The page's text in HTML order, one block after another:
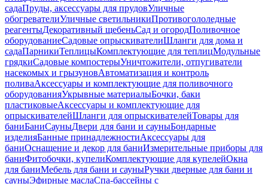
садаПруды, аксессуары для прудовУличные
обогревателиУличные светильникиПротивогололедные
реагентыДекоративный щебеньСад и огородПоливочное
оборудованиеСадовые опрыскивателиШланги для дома и
садаПарникиТеплицыКомплектующие для теплицМодульные
грядкиСадовые компостерыУничтожители, отпугиватели
насекомых и грызуновАвтоматизация и контроль
поливаАксессуары и комплектующие для поливочного
оборудованияУкрывные материалыБочки, баки
пластиковыеАксессуары и комплектующие для
опрыскивателейШланги для опрыскивателейТовары для
баниБаниСауныДвери для бани и сауныБондарные
изделияБанные принадлежностиАксессуары для
баниОснащение и декор для баниИзмерительные приборы для
баниФитобочки, купелиКомплектующие для купелейОкна
для баниМебель для бани и сауныРучки дверные для бани и
сауныЭфирные маслаСпа-бассейны с